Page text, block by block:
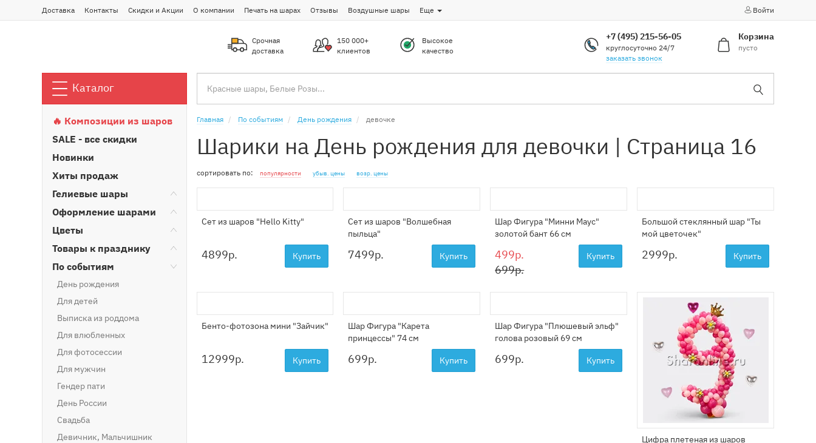
Доставка Контакты Скидки и Акции О компании Печать на шарах Отзывы Воздушные шары Еще Войти
Срочная
доставка
150 000+
клиентов
Высокое
качество
+7 (495) 215-56-05
круглосуточно 24/7
заказать звонок
Корзина
пусто
Каталог
🔥 Композиции из шаров
SALE - все скидки
Новинки
Хиты продаж
Гелиевые шары
Оформление шарами
Цветы
Товары к празднику
По событиям
День рождения
Для детей
Выписка из роддома
Для влюбленных
Для фотосессии
Для мужчин
Гендер пати
День России
Свадьба
Девичник, Мальчишник
Главная По событиям День рождения девочке
Шарики на День рождения для девочки | Страница 16
сортировать по: популярности убыв. цены возр. цены
Сет из шаров "Hello Kitty"
4899р. Купить
Сет из шаров "Волшебная
пыльца"
7499р. Купить
Шар Фигура "Минни Маус"
золотой бант 66 см
499р.
699р.
Купить
Большой стеклянный шар "Ты
мой цветочек"
2999р. Купить
Бенто-фотозона мини "Зайчик"
12999р. Купить
Шар Фигура "Карета
принцессы" 74 см
699р. Купить
Шар Фигура "Плюшевый эльф"
голова розовый 69 см
699р. Купить
Цифра плетеная из шаров